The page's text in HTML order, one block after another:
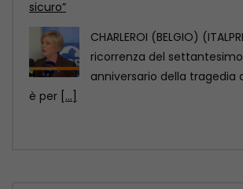
Marcinelle, La Russa “Punto di svolta per
sicurezza sul lavoro”
CHARLEROI (BELGIO)
anni fa a Marcinelle si